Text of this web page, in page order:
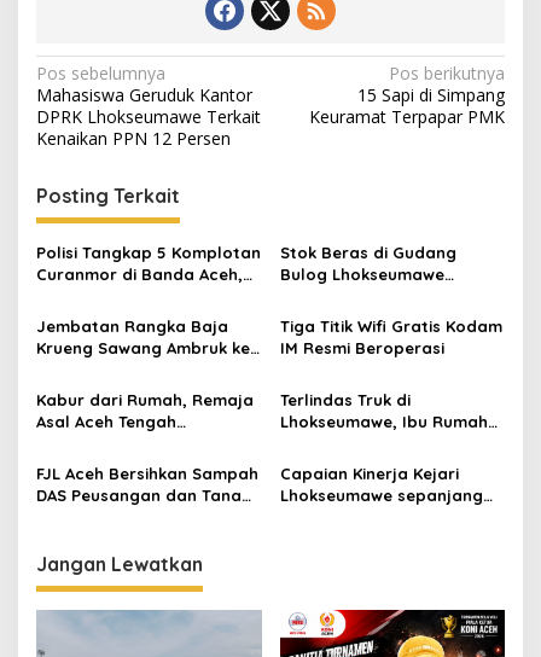
N
a
v
i
g
a
s
i
p
s
Pos sebelumnya
Mahasiswa Geruduk Kantor
DPRK Lhokseumawe Terkait
Kenaikan PPN 12 Persen
Pos berikutnya
15 Sapi di Simpang
Keuramat Terpapar PMK
Posting Terkait
Polisi Tangkap 5 Komplotan
Curanmor di Banda Aceh,
Stok Beras di Gudang
Bulog Lhokseumawe
Bulan ke Depan
Jembatan Rangka Baja
Krueng Sawang Ambruk ke
Tiga Titik Wifi Gratis Kodam
IM Resmi Beroperasi
Kabur dari Rumah, Remaja
Asal Aceh Tengah
Bener Meriah
Terlindas Truk di
Lhokseumawe, Ibu Rumah
FJL Aceh Bersihkan Sampah
DAS Peusangan dan Tanam
Capaian Kinerja Kejari
Lhokseumawe sepanjang
Jangan Lewatkan